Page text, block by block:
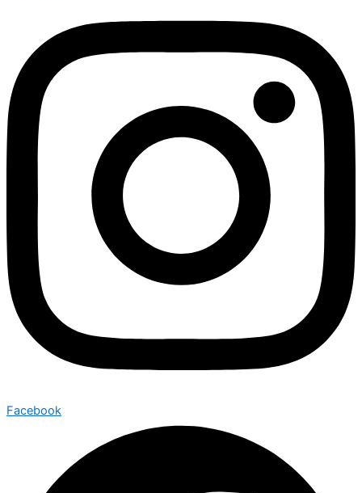
Facebook